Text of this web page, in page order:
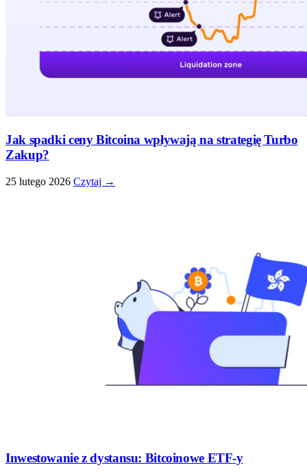
Jak spadki ceny Bitcoina wpływają na strategię Turbo
Zakup?
25 lutego 2026 Czytaj →
Inwestowanie z dystansu: Bitcoinowe ETF-y